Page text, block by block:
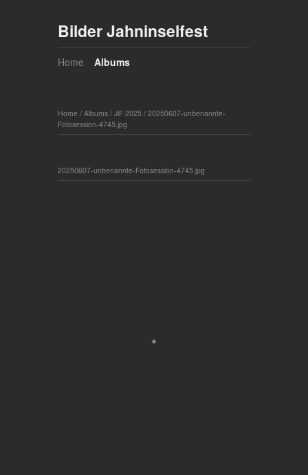
Bilder Jahninselfest
Home Albums
Home / Albums / JiF 2025 / 20250607-unbenannte-
Fotosession-4745.jpg
20250607-unbenannte-Fotosession-4745.jpg